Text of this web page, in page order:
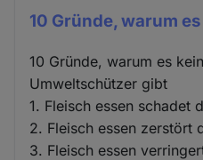
10 Gründe, warum
10 Gründe, warum es
Umweltschützer gibt
1. Fleisch essen schadet
2. Fleisch essen zerstört
3. Fleisch essen